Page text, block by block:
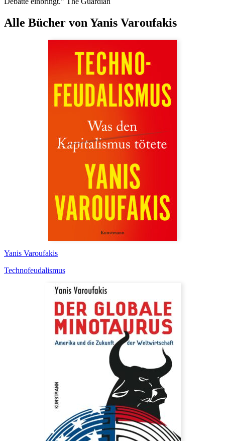
Alle Bücher von Yanis Varoufakis
Yanis Varoufakis
Technofeudalismus